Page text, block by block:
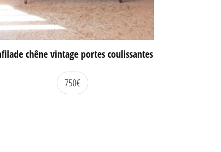
chêne vintage portes coulissantes
750€